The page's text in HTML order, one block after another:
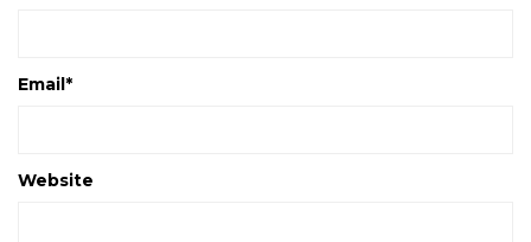
Email*
Website